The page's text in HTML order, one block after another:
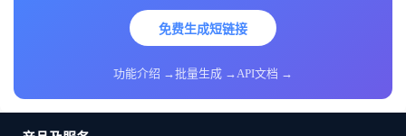
免费生成短链接
功能介绍 →批量生成 → API文档 →